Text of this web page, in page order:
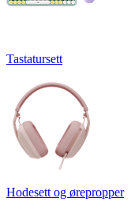
Tastatursett
Hodesett og ørepropper